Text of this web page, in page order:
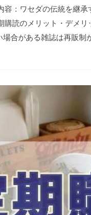
容：ワセダの伝統を継
購読のメリット・デメ
場合がある雑誌は再販